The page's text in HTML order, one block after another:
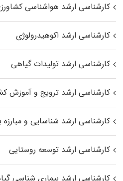
کارشناسی ارشد هواشناسی
کارشناسی ارشد اکوهیدرولوژی
کارشناسی ارشد تولیدات گیاهی
کارشناسی ارشد ترویج و آموزش
کارشناسی ارشد شناسایی و مبارزه
کارشناسی ارشد توسعه روستایی
کارشناسی ارشد بیماری‌ شناسی